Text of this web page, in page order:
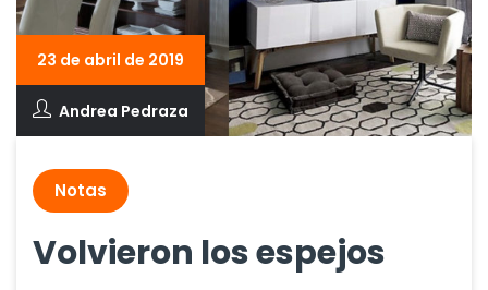
23 de abril de 2019
Andrea Pedraza
Notas
Volvieron los espejos